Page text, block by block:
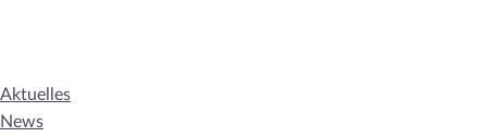
Aktuelles
News